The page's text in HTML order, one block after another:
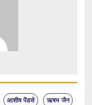
आशीष पेंडसे ऋषभ जैन